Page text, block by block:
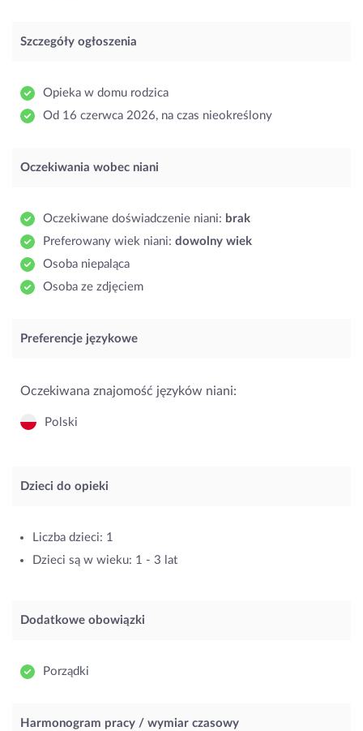
Szczegóły ogłoszenia
Opieka w domu rodzica
Od 16 czerwca 2026, na czas nieokreślony
Oczekiwania wobec niani
Oczekiwane doświadczenie niani: brak
Preferowany wiek niani: dowolny wiek
Osoba niepaląca
Osoba ze zdjęciem
Preferencje językowe
Oczekiwana znajomość języków niani:
Polski
Dzieci do opieki
Liczba dzieci: 1
Dzieci są w wieku: 1 - 3 lat
Dodatkowe obowiązki
Porządki
Harmonogram pracy / wymiar czasowy